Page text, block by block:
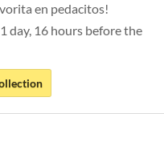
en pedacitos!
day, 16 hours before the